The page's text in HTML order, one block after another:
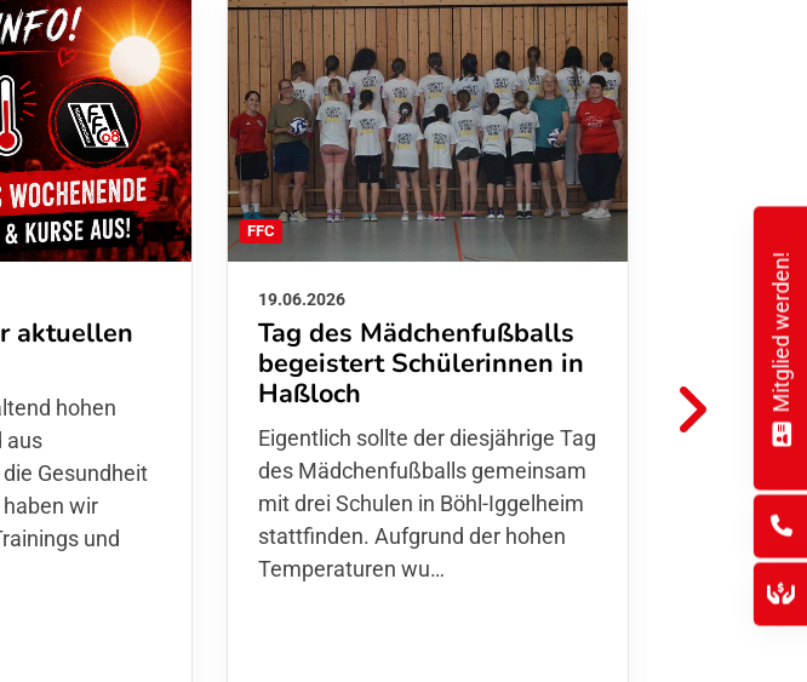
aktuellen
hohen
aus
Gesundheit
wir
und
FFC
19.06.2026
Tag des Mädchenfußballs
begeistert Schülerinnen in
Haßloch
Eigentlich sollte der diesjährige Tag
des Mädchenfußballs gemeinsam
mit drei Schulen in Böhl-Iggelheim
stattfinden. Aufgrund der hohen
Temperaturen wu…
01.06.2026
Danke
FFC
Hoffmann
Thomas
Mitglied werden!